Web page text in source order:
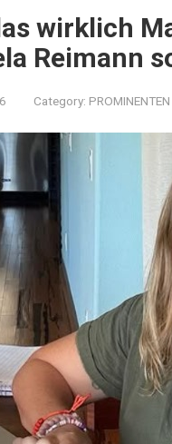
wirklich
Reimann
Category: PROMINENTEN